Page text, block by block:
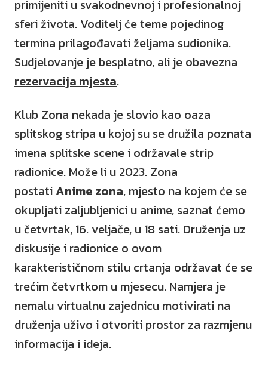
primijeniti u svakodnevnoj i profesionalnoj
sferi života. Voditelj će teme pojedinog
termina prilagođavati željama sudionika.
Sudjelovanje je besplatno, ali je obavezna
rezervacija mjesta.
Klub Zona nekada je slovio kao oaza
splitskog stripa u kojoj su se družila poznata
imena splitske scene i održavale strip
radionice. Može li u 2023. Zona
postatiAnime zona, mjesto na kojem će se
okupljati zaljubljenici u anime, saznat ćemo
u četvrtak, 16. veljače, u 18 sati. Druženja uz
diskusije i radionice o ovom
karakterističnom stilu crtanja održavat će se
trećim četvrtkom u mjesecu. Namjera je
nemalu virtualnu zajednicu motivirati na
druženja uživo i otvoriti prostor za razmjenu
informacija i ideja.